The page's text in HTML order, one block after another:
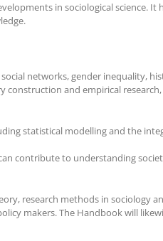
in sociological science. It
networks, gender inequality,
construction and empirical
statistical modelling and the
contribute to understanding
research methods in sociology
makers. The Handbook will